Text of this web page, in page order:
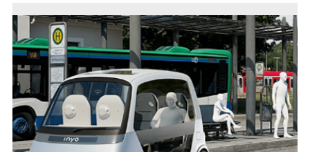
Crew und er eine 3D-Karte der Erdoberfläche
aufgenommen. Gespannt lauschten Groß und
Klein, als Gerhard Thiele von seinem
Astronautentraining berichtete.